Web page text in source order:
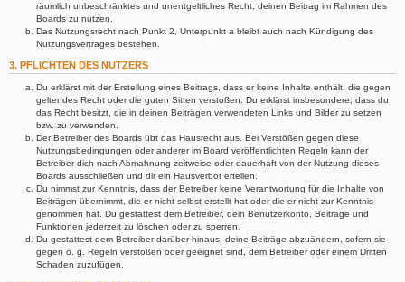
räumlich unbeschränktes und unentgeltliches Recht, deinen Beitrag im Rahmen des
Boards zu nutzen.
Das Nutzungsrecht nach Punkt 2, Unterpunkt a bleibt auch nach Kündigung des
Nutzungsvertrages bestehen.
3. PFLICHTEN DES NUTZERS
Du erklärst mit der Erstellung eines Beitrags, dass er keine Inhalte enthält, die gegen
geltendes Recht oder die guten Sitten verstoßen. Du erklärst insbesondere, dass du
das Recht besitzt, die in deinen Beiträgen verwendeten Links und Bilder zu setzen
bzw. zu verwenden.
Der Betreiber des Boards übt das Hausrecht aus. Bei Verstößen gegen diese
Nutzungsbedingungen oder anderer im Board veröffentlichten Regeln kann der
Betreiber dich nach Abmahnung zeitweise oder dauerhaft von der Nutzung dieses
Boards ausschließen und dir ein Hausverbot erteilen.
Du nimmst zur Kenntnis, dass der Betreiber keine Verantwortung für die Inhalte von
Beiträgen übernimmt, die er nicht selbst erstellt hat oder die er nicht zur Kenntnis
genommen hat. Du gestattest dem Betreiber, dein Benutzerkonto, Beiträge und
Funktionen jederzeit zu löschen oder zu sperren.
Du gestattest dem Betreiber darüber hinaus, deine Beiträge abzuändern, sofern sie
gegen o. g. Regeln verstoßen oder geeignet sind, dem Betreiber oder einem Dritten
Schaden zuzufügen.